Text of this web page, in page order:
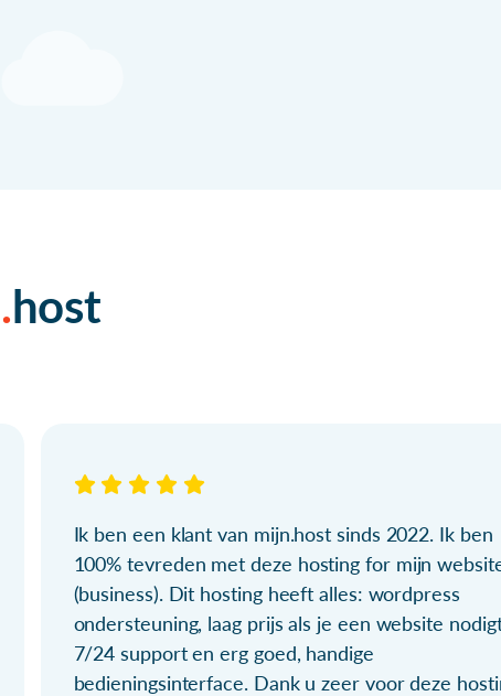
host
Ik ben een klant van mijn.host sinds 2022. Ik ben
100% tevreden met deze hosting for mijn
(business). Dit hosting heeft alles: wordpress
ondersteuning, laag prijs als je een website
7/24 support en erg goed, handige
bedieningsinterface. Dank u zeer voor deze